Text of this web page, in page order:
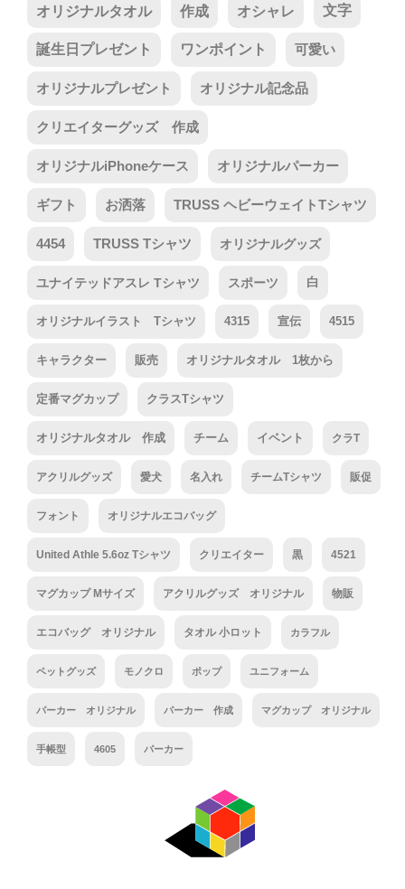
オリジナルタオル 作成 オシャレ 文字
誕生日プレゼント ワンポイント 可愛い
オリジナルプレゼント オリジナル記念品
クリエイターグッズ 作成
オリジナルiPhoneケース オリジナルパーカー
ギフト お洒落 TRUSS ヘビーウェイトTシャツ
4454 TRUSS Tシャツ オリジナルグッズ
ユナイテッドアスレ Tシャツ スポーツ 白
オリジナルイラスト Tシャツ 4315 宣伝 4515
キャラクター 販売 オリジナルタオル 1枚から
定番マグカップ クラスTシャツ
オリジナルタオル 作成 チーム イベント クラT
アクリルグッズ 愛犬 名入れ チームTシャツ 販促
フォント オリジナルエコバッグ
United Athle 5.6oz Tシャツ クリエイター 黒 4521
マグカップ Mサイズ アクリルグッズ オリジナル 物販
エコバッグ オリジナル タオル 小ロット カラフル
ペットグッズ モノクロ ポップ ユニフォーム
パーカー オリジナル パーカー 作成 マグカップ オリジナル
手帳型 4605 パーカー